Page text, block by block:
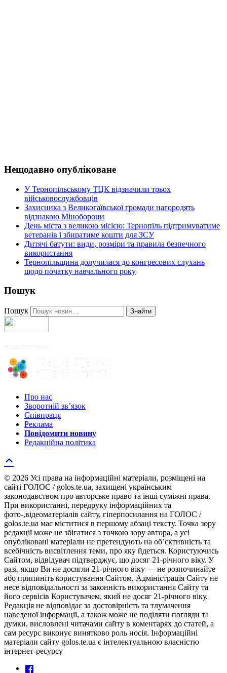
Нещодавно опубліковане
У Тернопільському ТЦК відзначили трьох
військовослужбовців
Захисника з Великогаївської громади нагородять
відзнакою Міноборони
День міста з великою місією: Тернопіль підтримуватиме
ветеранів і збиратиме кошти для ЗСУ
Дитячі батути: види, розміри та правила безпечного
використання
Тернопільщина долучилася до конгресових слухань
щодо початку навчального року
Пошук
Пошук Знайти
Про нас
Зворотній зв’язок
Співпраця
Реклама
Повідомити новину
Редакційна політика
© 2026 Усі права на інформаційні матеріали, розміщені на
сайті ГОЛОС / golos.te.ua, захищені українським
законодавством про авторське право та інші суміжні права.
При використанні, передруку інформаційних та
фото-,відеоматеріалів сайту, гіперпосилання на ГОЛОС /
golos.te.ua має міститися в першому абзаці тексту. Точка зору
редакції може не збігатися з точкою зору автора, а усі
опубліковані матеріали не претендують на об’єктивність та
всебічність висвітлення теми, про яку йдеться. Користуючись
Сайтом, відвідувач підтверджує, що досяг 21-річного віку. У
разі, якщо Ви не досягли 21-річного віку — не розпочинайте
або припиніть користування Сайтом. Адміністрація Сайту не
несе відповідальності за законність використання Сайту та
його сервісів Користувачем, який не досяг 21-річного віку.
Редакція не відповідає за достовірність та тлумачення
наведеної інформації, а також може не поділяти погляди та
думки, висловлені читачами сайту в коментарях до статей, а
сам ресурс виконує винятково роль носія. Інформаційні
матеріали сайту golos.te.ua є інтелектуальною власністю
інтернет-ресурсу